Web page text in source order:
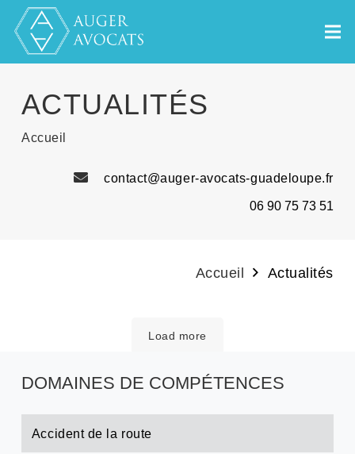
ACTUALITÉS
Accueil
contact@auger-avocats-guadeloupe.fr
06 90 75 73 51
Accueil Actualités
Load more
DOMAINES DE COMPÉTENCES
Accident de la route